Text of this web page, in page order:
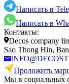
Написать в
Написать в
Контакты:
Decos company
Sao Thong Hin,
Проложить
Мы в социальных